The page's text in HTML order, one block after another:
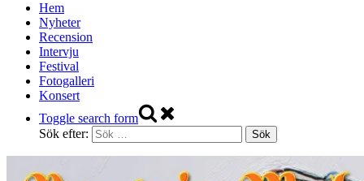
Hem
Nyheter
Recension
Intervju
Festival
Fotogalleri
Konsert
Toggle search form
Sök efter: